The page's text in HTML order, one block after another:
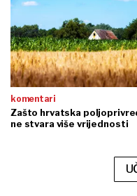
komentari
Zašto hrvatska
ne stvara više vrijednosti